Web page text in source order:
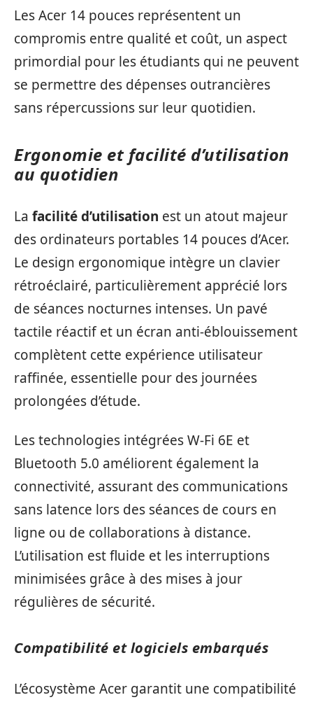
Les Acer 14 pouces représentent un
compromis entre qualité et coût, un aspect
primordial pour les étudiants qui ne peuvent
se permettre des dépenses outrancières
sans répercussions sur leur quotidien.
Ergonomie et facilité d’utilisation
au quotidien
La facilité d’utilisation est un atout majeur
des ordinateurs portables 14 pouces d’Acer.
Le design ergonomique intègre un clavier
rétroéclairé, particulièrement apprécié lors
de séances nocturnes intenses. Un pavé
tactile réactif et un écran anti-éblouissement
complètent cette expérience utilisateur
raffinée, essentielle pour des journées
prolongées d’étude.
Les technologies intégrées W-Fi 6E et
Bluetooth 5.0 améliorent également la
connectivité, assurant des communications
sans latence lors des séances de cours en
ligne ou de collaborations à distance.
L’utilisation est fluide et les interruptions
minimisées grâce à des mises à jour
régulières de sécurité.
Compatibilité et logiciels embarqués
L’écosystème Acer garantit une compatibilité